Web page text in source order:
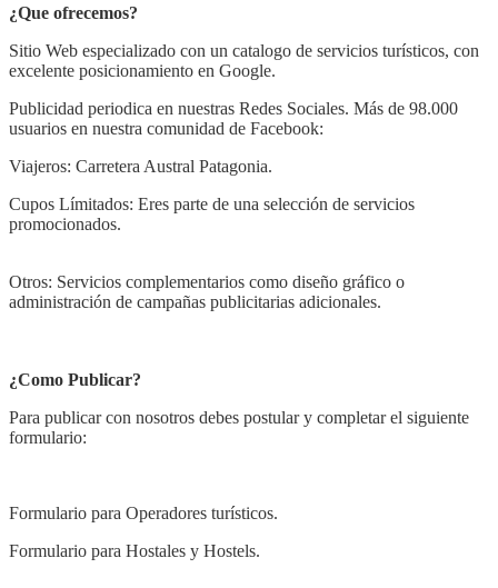
¿Que ofrecemos?
Sitio Web especializado con un catalogo de servicios turísticos, con
excelente posicionamiento en Google.
Publicidad periodica en nuestras Redes Sociales. Más de 98.000
usuarios en nuestra comunidad de Facebook:
Viajeros: Carretera Austral Patagonia.
Cupos Límitados: Eres parte de una selección de servicios
promocionados.
Otros: Servicios complementarios como diseño gráfico o
administración de campañas publicitarias adicionales.
¿Como Publicar?
Para publicar con nosotros debes postular y completar el siguiente
formulario:
Formulario para Operadores turísticos.
Formulario para Hostales y Hostels.